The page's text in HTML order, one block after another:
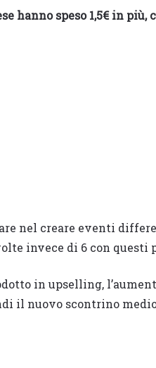
hanno speso 1,5€ in più,
nel creare eventi
invece di 6 con questi
in upselling,
il nuovo scontrino medio